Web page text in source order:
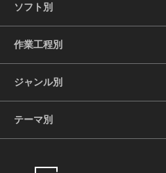
ソフト別
作業工程別
ジャンル別
テーマ別